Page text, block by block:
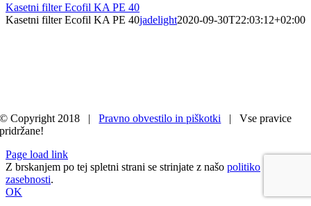
Kasetni filter Ecofil KA PE 40
Kasetni filter Ecofil KA PE 40jadelight2020-09-30T22:03:12+02:00
© Copyright 2018 |Pravno obvestilo in piškotki | Vse pravice
pridržane!
Page load link
Z brskanjem po tej spletni strani se strinjate z našo politiko
zasebnosti.
OK